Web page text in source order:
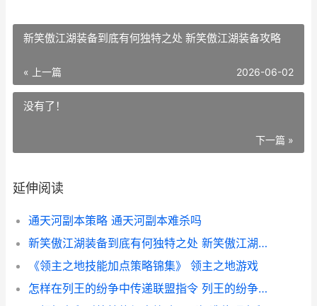
新笑傲江湖装备到底有何独特之处 新笑傲江湖装备攻略
« 上一篇 2026-06-02
没有了！
下一篇 »
延伸阅读
通天河副本策略 通天河副本难杀吗
新笑傲江湖装备到底有何独特之处 新笑傲江湖装备攻略
《领主之地技能加点策略锦集》 领主之地游戏
怎样在列王的纷争中传递联盟指令 列王的纷争转文明:快来说说列王的纷争吧